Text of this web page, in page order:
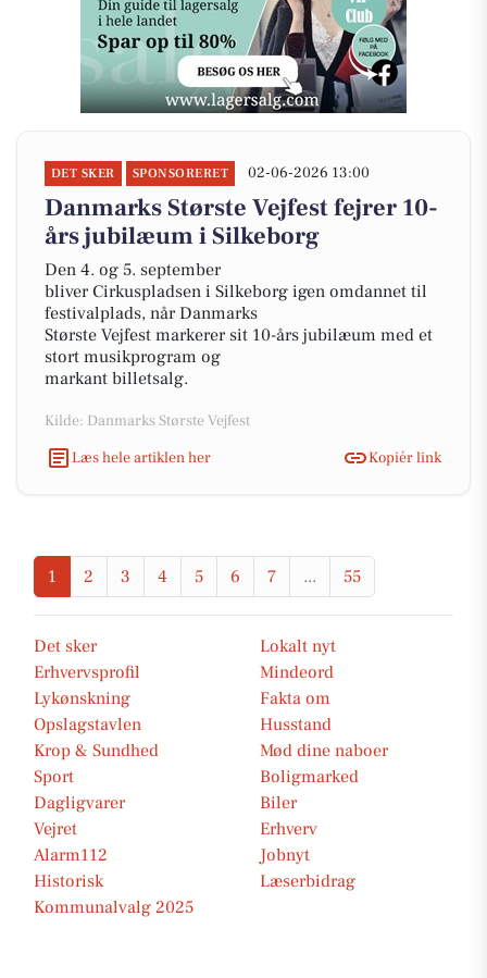
DET SKER SPONSORERET 02-06-2026 13:00
Danmarks Største Vejfest fejrer 10-
års jubilæum i Silkeborg
Den 4. og 5. september
bliver Cirkuspladsen i Silkeborg igen omdannet til
festivalplads, når Danmarks
Største Vejfest markerer sit 10-års jubilæum med et
stort musikprogram og
markant billetsalg.
Kilde: Danmarks Største Vejfest
Læs hele artiklen her
Kopiér link
1 2 3 4 5 6 7 ... 55
Det sker
Lokalt nyt
Erhvervsprofil
Mindeord
Lykønskning
Fakta om
Opslagstavlen
Husstand
Krop & Sundhed
Mød dine naboer
Sport
Boligmarked
Dagligvarer
Biler
Vejret
Erhverv
Alarm112
Jobnyt
Historisk
Læserbidrag
Kommunalvalg 2025